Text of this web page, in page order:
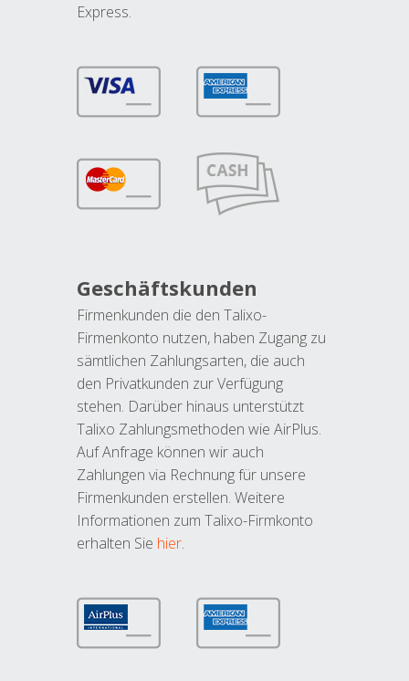
Express.
Geschäftskunden
Firmenkunden die den Talixo-
Firmenkonto nutzen, haben Zugang zu
sämtlichen Zahlungsarten, die auch
den Privatkunden zur Verfügung
stehen. Darüber hinaus unterstützt
Talixo Zahlungsmethoden wie AirPlus.
Auf Anfrage können wir auch
Zahlungen via Rechnung für unsere
Firmenkunden erstellen. Weitere
Informationen zum Talixo-Firmkonto
erhalten Sie hier.